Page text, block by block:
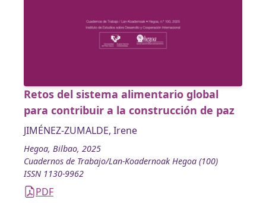
Retos del sistema alimentario global
para contribuir a la construcción de paz
JIMÉNEZ-ZUMALDE, Irene
Hegoa, Bilbao, 2025
Cuadernos de Trabajo/Lan-Koadernoak Hegoa (100)
ISSN 1130-9962
PDF